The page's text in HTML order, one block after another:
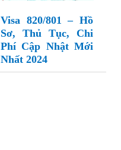
Visa 820/801 – Hồ
Sơ, Thủ Tục, Chi
Phí Cập Nhật Mới
Nhất 2024